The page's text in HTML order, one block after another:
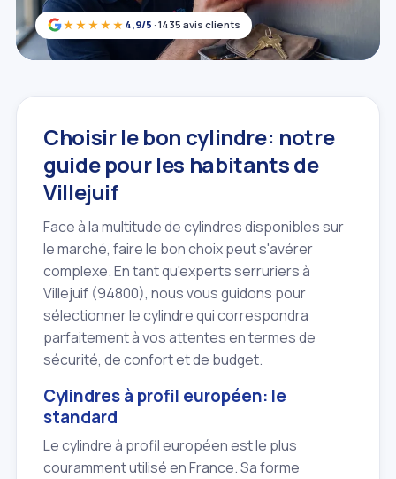
★★★★★ 4,9/5 · 1435 avis clients
Choisir le bon cylindre: notre
guide pour les habitants de
Villejuif
Face à la multitude de cylindres disponibles sur
le marché, faire le bon choix peut s'avérer
complexe. En tant qu'experts serruriers à
Villejuif (94800), nous vous guidons pour
sélectionner le cylindre qui correspondra
parfaitement à vos attentes en termes de
sécurité, de confort et de budget.
Cylindres à profil européen: le
standard
Le cylindre à profil européen est le plus
couramment utilisé en France. Sa forme